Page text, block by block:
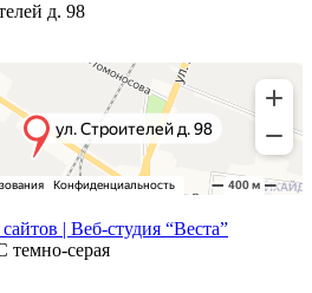
д. 98
| Веб-студия “Веста”
серая